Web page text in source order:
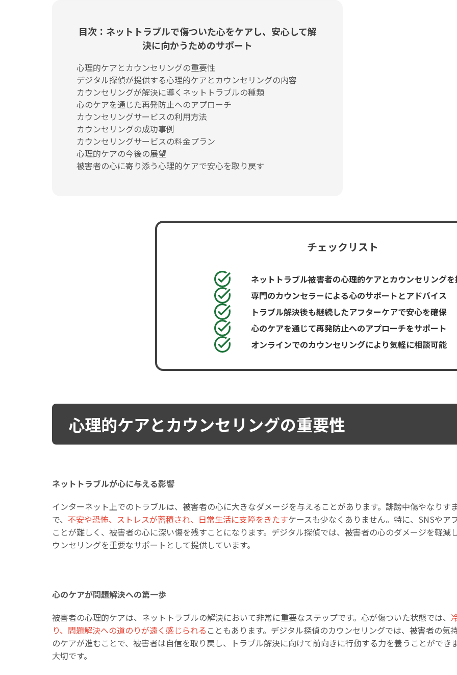
目次：ネットトラブルで傷ついた心をケアし、安心して解
決に向かうためのサポート
心理的ケアとカウンセリングの重要性
デジタル探偵が提供する心理的ケアとカウンセリングの内容
カウンセリングが解決に導くネットトラブルの種類
心のケアを通じた再発防止へのアプローチ
カウンセリングサービスの利用方法
カウンセリングの成功事例
カウンセリングサービスの料金プラン
心理的ケアの今後の展望
被害者の心に寄り添う心理的ケアで安心を取り戻す
チェックリスト
ネットトラブル被害者の心理的ケアとカウンセリング
専門のカウンセラーによる心のサポートとアドバイス
トラブル解決後も継続したアフターケアで安心を確保
心のケアを通じて再発防止へのアプローチをサポート
オンラインでのカウンセリングにより気軽に相談可能
心理的ケアとカウンセリングの重要性
ネットトラブルが心に与える影響
インターネット上でのトラブルは、被害者の心に大きなダメージを与えることがあります。誹謗中傷やなり
で、 不安や恐怖、ストレスが蓄積され、日常生活に支障をきたすケースも少なくありません。特に、SNSや
ことが難しく、被害者の心に深い傷を残すことになります。デジタル探偵では、被害者の心のダメージを軽
ウンセリングを重要なサポートとして提供しています。
心のケアが問題解決への第一歩
被害者の心理的ケアは、ネットトラブルの解決において非常に重要なステップです。心が傷ついた状態では、
り、問題解決への道のりが遠く感じられる こともあります。デジタル探偵のカウンセリングでは、被害者の
のケアが進むことで、被害者は自信を取り戻し、トラブル解決に向けて前向きに行動する力を養うことがで
大切です。